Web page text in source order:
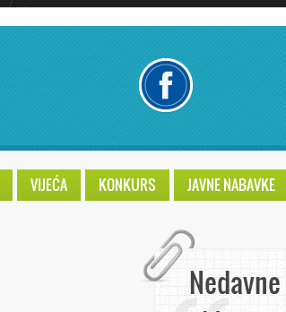
VIJEĆA KONKURS JAVNE NABAVKE
Nedavne